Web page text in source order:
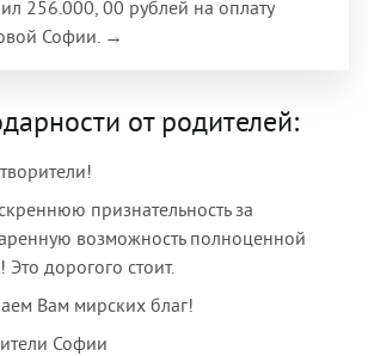
256.000, 00 рублей на оплату
Софии. →
от родителей:
признательность за
возможность полноценной
дорогого стоит.
Вам мирских благ!
Софии